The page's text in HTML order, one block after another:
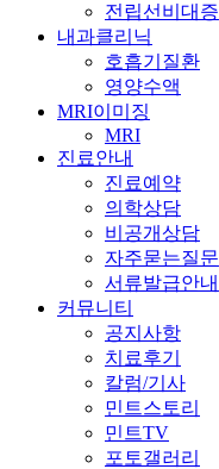
전립선비대증
내과클리닉
호흡기질환
영양수액
MRI이미징
MRI
진료안내
진료예약
의학상담
비공개상담
자주묻는질문
서류발급안내
커뮤니티
공지사항
치료후기
칼럼/기사
민트스토리
민트TV
포토갤러리